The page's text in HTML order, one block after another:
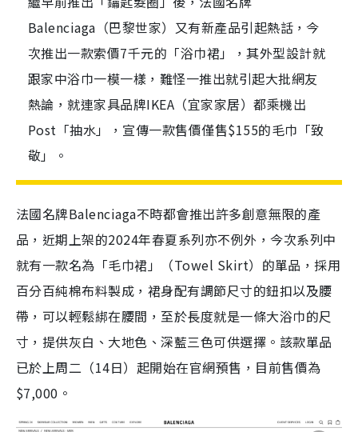
Balenciaga（巴黎世家）又有新產品引起熱話，今
次推出一款索價7千元的「浴巾裙」，其外型設計就
跟家中浴巾一模一樣，難怪一推出就引起大批網友
熱論，就連家具品牌IKEA（宜家家居）都乘機出
Post「抽水」，宣傳一款售價僅售$155的毛巾「致
敬」。
法國名牌Balenciaga不時都會推出許多創意無限的產
品，近期上架的2024年春夏系列亦不例外，今次系列中
就有一款名為「毛巾裙」（Towel Skirt）的單品，採用
百分百純棉布料製成，裙身配有調節尺寸的鈕扣以及腰
帶，可以輕鬆綁在腰間，至於長度就是一條大浴巾的尺
寸，提供灰白、大地色、深藍三色可供選擇。該款單品
已於上周二（14日）起開始在官網預售，目前售價為
$7,000。